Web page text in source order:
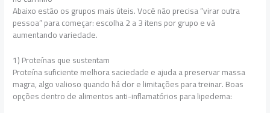
Abaixo estão os grupos mais úteis. Você não precisa “virar outra
pessoa” para começar: escolha 2 a 3 itens por grupo e vá
aumentando variedade.
1) Proteínas que sustentam
Proteína suficiente melhora saciedade e ajuda a preservar massa
magra, algo valioso quando há dor e limitações para treinar. Boas
opções dentro de alimentos anti-inflamatórios para lipedema: